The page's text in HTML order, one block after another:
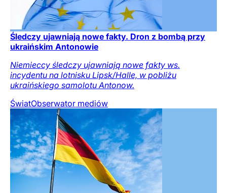
Śledczy ujawniają nowe fakty. Dron z bombą przy
ukraińskim Antonowie
Niemieccy śledczy ujawniają nowe fakty ws.
incydentu na lotnisku Lipsk/Halle, w pobliżu
ukraińskiego samolotu Antonow.
ŚwiatObserwator mediów